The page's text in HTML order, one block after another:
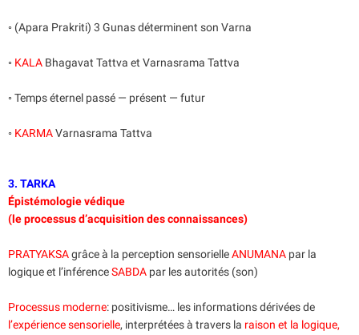
◦ (Apara Prakriti) 3 Gunas déterminent son Varna
◦ KALA Bhagavat Tattva et Varnasrama Tattva
◦ Temps éternel passé — présent — futur
◦ KARMAVarnasrama Tattva
3. TARKA
Épistémologie védique
(le processus d’acquisition des connaissances)
PRATYAKSAgrâce à la perception sensorielleANUMANA par la
logique et l’inférenceSABDA par les autorités (son)
Processus moderne: positivisme… les informations dérivées de
l’expérience sensorielle, interprétées à travers la raison et la logique,